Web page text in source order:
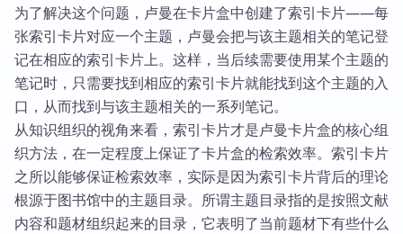
为了解决这个问题，卢曼在卡片盒中创建了索引卡片——每
张索引卡片对应一个主题，卢曼会把与该主题相关的笔记登
记在相应的索引卡片上。这样，当后续需要使用某个主题的
笔记时，只需要找到相应的索引卡片就能找到这个主题的入
口，从而找到与该主题相关的一系列笔记。
从知识组织的视角来看，索引卡片才是卢曼卡片盒的核心组
织方法，在一定程度上保证了卡片盒的检索效率。索引卡片
之所以能够保证检索效率，实际是因为索引卡片背后的理论
根源于图书馆中的主题目录。所谓主题目录指的是按照文献
内容和题材组织起来的目录，它表明了当前题材下有些什么